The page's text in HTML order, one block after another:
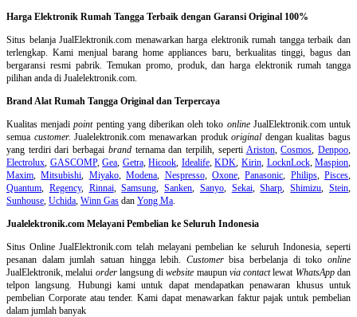
Harga Elektronik Rumah Tangga Terbaik dengan Garansi Original 100%
Situs belanjaJualElektronik.com menawarkan harga elektronik rumah tangga terbaik dan
terlengkap. Kami menjual barang home appliances baru, berkualitas tinggi, bagus dan
bergaransi resmi pabrik. Temukan promo, produk, dan harga elektronik rumah tangga
pilihan anda di Jualelektronik.com.
Brand Alat Rumah Tangga Original dan Terpercaya
Kualitas menjadipointpenting yang diberikan oleh toko onlineJualElektronik.com untuk
semua customer. Jualelektronik.com menawarkan produkoriginal dengan kualitas bagus
yang terdiri dari berbagai brandternama dan terpilih, seperti Ariston,Cosmos,Denpoo,
Electrolux, GASCOMP,Gea, Getra,Hicook, Idealife,KDK, Kirin, LocknLock,Maspion,
Maxim,Mitsubishi, Miyako,Modena, Nespresso, Oxone,Panasonic, Philips, Pisces,
Quantum, Regency, Rinnai,Samsung,Sanken, Sanyo, Sekai,Sharp,Shimizu,Stein,
Sunhouse, Uchida, Winn Gas dan Yong Ma.
Jualelektronik.com Melayani Pembelian ke Seluruh Indonesia
Situs Online JualElektronik.com telah melayani pembelian ke seluruh Indonesia, seperti
pesanan dalam jumlah satuan hingga lebih. Customerbisa berbelanja di tokoonline
JualElektronik, melalui orderlangsung diwebsite maupun via contactlewat WhatsAppdan
telpon langsung. Hubungi kami untuk dapat mendapatkan penawaran khusus untuk
pembelian Corporate atau tender. Kami dapat menawarkan faktur pajak untuk pembelian
dalam jumlah banyak